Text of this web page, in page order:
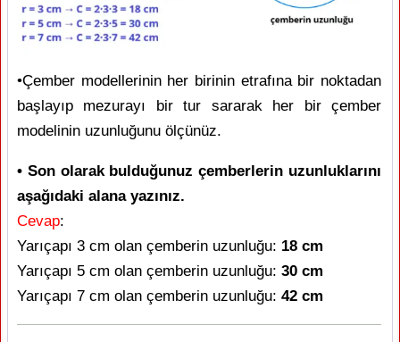
•Çember modellerinin her birinin etrafına bir noktadan
başlayıp mezurayı bir tur sararak her bir çember
modelinin uzunluğunu ölçünüz.
• Son olarak bulduğunuz çemberlerin uzunluklarını
aşağıdaki alana yazınız.
Cevap:
Yarıçapı 3 cm olan çemberin uzunluğu: 18 cm
Yarıçapı 5 cm olan çemberin uzunluğu: 30 cm
Yarıçapı 7 cm olan çemberin uzunluğu: 42 cm